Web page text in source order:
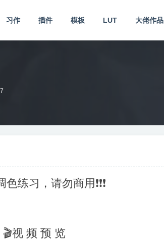
习作 插件 模板 LUT 大佬作品
调色练习，请勿商用❗❗❗
🎬视 频 预 览